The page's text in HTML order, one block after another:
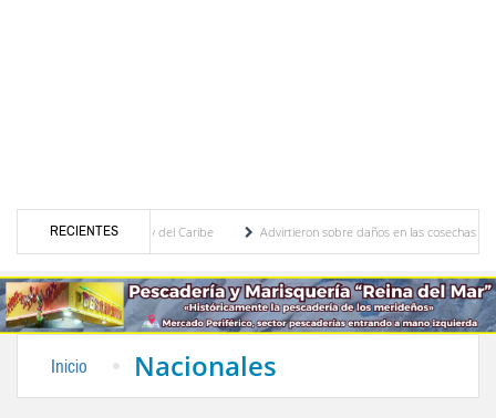
RECIENTESy del Caribe
Advirtieron sobre daños en las cosechas de los
Inicio Nacionales